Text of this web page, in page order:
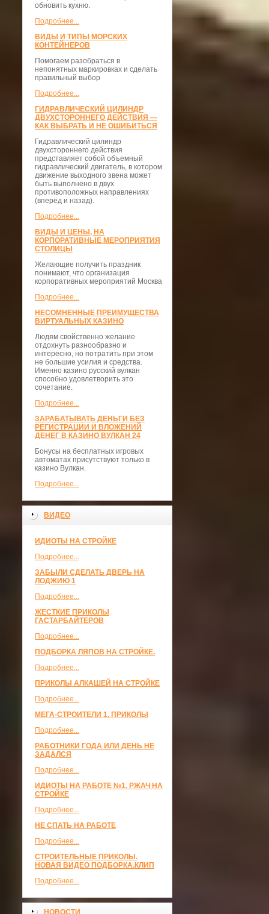
обновить кухню.
Подробнее...
ВИДЫ И ТИПЫ МОРСКИХ
КОНТЕЙНЕРОВ
Помогаем разобраться в
непонятных маркировках и сделать
правильный выбор
Подробнее...
ГИДРАВЛИЧЕСКИЙ ЦИЛИНДР
ДВУХСТОРОННЕГО ДЕЙСТВИЯ —
КАК ВЫБРАТЬ И НЕ ОШИБИТЬСЯ
Гидравлический цилиндр
двухстороннего действия
представляет собой объемный
гидравлический двигатель, в котором
движение выходного звена может
быть выполнено в двух
противоположных направлениях
(вперёд и назад).
Подробнее...
ВИДЫ И ЦЕНЫ, НА
КОРПОРАТИВНЫЕ МЕРОПРИЯТИЯ
СТОЛИЦЫ
Желающие получить праздник
понимают, что организация
корпоративных мероприятий Москва
Подробнее...
НЕСОМНЕННЫЕ ПРЕИМУЩЕСТВА
ВИРТУАЛЬНЫХ КАЗИНО
Людям свойственно желание
отдохнуть разнообразно и
интересно, но потратить при этом
не большие усилия и средства.
Именно казино русский вулкан
способно удовлетворить это
сочетание.
Подробнее...
ЗАРАБАТЫВАТЬ ДЕНЬГИ БЕЗ
РЕГИСТРАЦИИ И ВЛОЖЕНИЙ
ДЕНЕГ В КАЗИНО ВУЛКАН 24
Бонусы на бесплатных игровых
автоматах присутствуют только в
казино Вулкан.
Подробнее...
ВИДЕО
ИДИОТЫ НА СТРОЙКЕ
Подробнее...
ЗАБЫЛИ СДЕЛАТЬ ДВЕРЬ НА
ЛОДЖИЮ 1
Подробнее...
ЖЕСТКИЕ ПРИКОЛЫ
ГАСТАРБАЙТЕРОВ
Подробнее...
ПОДБОРКА ЛЯПОВ НА СТРОЙКЕ.
Подробнее...
ПРИКОЛЫ АЛКАШЕЙ НА СТРОЙКЕ
Подробнее...
МЕГА-СТРОИТЕЛИ 1. ПРИКОЛЫ
Подробнее...
РАБОТНИКИ ГОДА ИЛИ ДЕНЬ НЕ
ЗАДАЛСЯ
Подробнее...
ИДИОТЫ НА РАБОТЕ №1. РЖАЧ НА
СТРОЙКЕ
Подробнее...
НЕ СПАТЬ НА РАБОТЕ
Подробнее...
СТРОИТЕЛЬНЫЕ ПРИКОЛЫ.
НОВАЯ ВИДЕО ПОДБОРКА.КЛИП
Подробнее...
НОВОСТИ